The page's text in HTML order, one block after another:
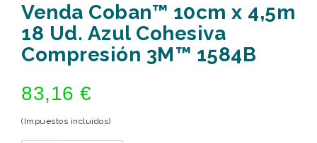
Venda Coban™ 10cm x 4,5m
18 Ud. Azul Cohesiva
Compresión 3M™ 1584B
83,16 €
(Impuestos incluidos)